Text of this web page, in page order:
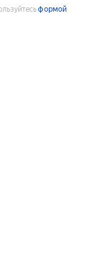
формой